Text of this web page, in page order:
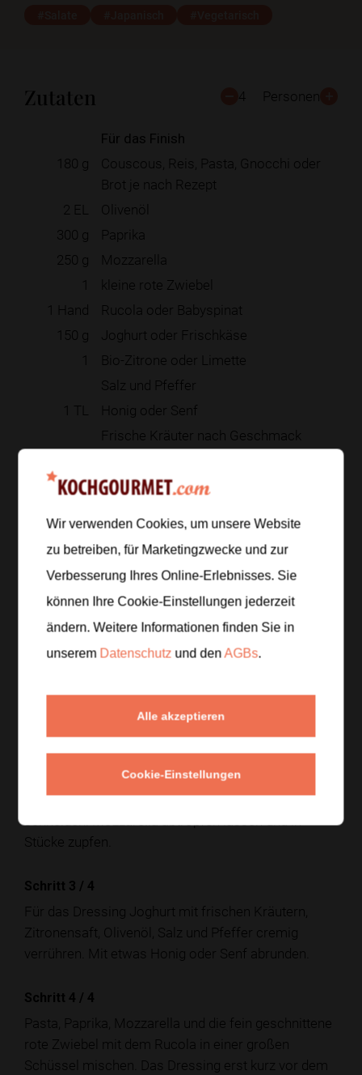
Zutaten 4 Personen
Für das Finish
180 g
Couscous, Reis, Pasta, Gnocchi oder
Brot je nach Rezept
2 EL
Olivenöl
300 g
Paprika
250 g
Mozzarella
1
kleine rote Zwiebel
1 Hand
Rucola oder Babyspinat
150 g
Joghurt oder Frischkäse
1
Bio-Zitrone oder Limette
Salz und Pfeffer
1 TL
Honig oder Senf
Frische Kräuter nach Geschmack
Zur Einkaufsliste hinzufügen
Zubereitung
etwas Olivenöl mischen, damit die Nudeln nicht
Paprika waschen, entkernen und in feine Streifen
schneiden. Mozzarella abtropfen lassen und in
Stücke zupfen.
Schritt 3 / 4
Für das Dressing Joghurt mit frischen Kräutern,
Zitronensaft, Olivenöl, Salz und Pfeffer cremig
verrühren. Mit etwas Honig oder Senf abrunden.
Schritt 4 / 4
Pasta, Paprika, Mozzarella und die fein geschnittene
rote Zwiebel mit dem Rucola in einer großen
Schüssel mischen. Das Dressing erst kurz vor dem
Wir verwenden Cookies, um unsere Website
zu betreiben, für Marketingzwecke und zur
Verbesserung Ihres Online-Erlebnisses. Sie
können Ihre Cookie-Einstellungen jederzeit
ändern. Weitere Informationen finden Sie in
unserem Datenschutz und denAGBs.
Alle akzeptieren
Cookie-Einstellungen